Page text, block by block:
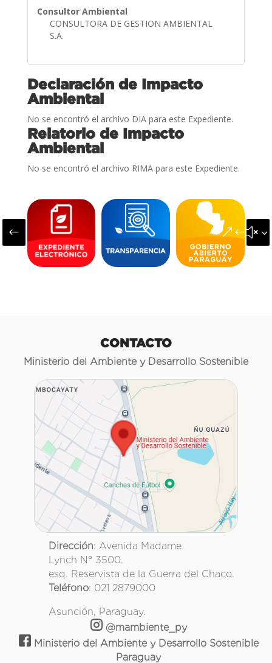
Consultor Ambiental
CONSULTORA DE GESTION AMBIENTAL
S.A.
Declaración de Impacto
Ambiental
No se encontró el archivo DIA para este Expediente.
Relatorio de Impacto
Ambiental
No se encontró el archivo RIMA para este Expediente.
#
CONTACTO
Ministerio del Ambiente y Desarrollo Sostenible
Dirección: Avenida Madame
Lynch N° 3500.
esq. Reservista de la Guerra del Chaco.
Teléfono: 021 2879000
Asunción, Paraguay.
@mambiente_py
Ministerio del Ambiente y Desarrollo Sostenible
Paraguay